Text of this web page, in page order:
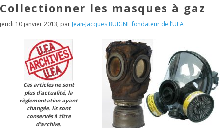
Collectionner les masques à gaz
jeudi 10 janvier 2013, par Jean-Jacques BUIGNE fondateur de l’UFA
Ces articles ne sont
plus d’actualité, la
règlementation ayant
changée. Ils sont
conservés à titre
d’archive.